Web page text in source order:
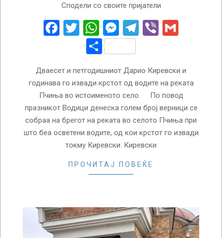
Сподели со своите пријатели
Facebook
Twitter
WhatsApp
Messenger
Telegram
Viber
Share
Дваесет и петгодишниот Дарио Киревски и
годинава го извади крстот од водите на реката
Пчиња во истоименото село. По повод
празникот Водици денеска голем број верници се
собраа на брегот на реката во селото Пчиња при
што беа осветени водите, од кои крстот го извади
токму Киревски. Киревски
ПРОЧИТАЈ ПОВЕЌЕ